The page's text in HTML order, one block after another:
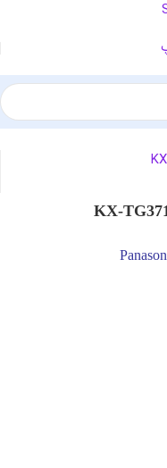
دو گوشی پاناسونیک